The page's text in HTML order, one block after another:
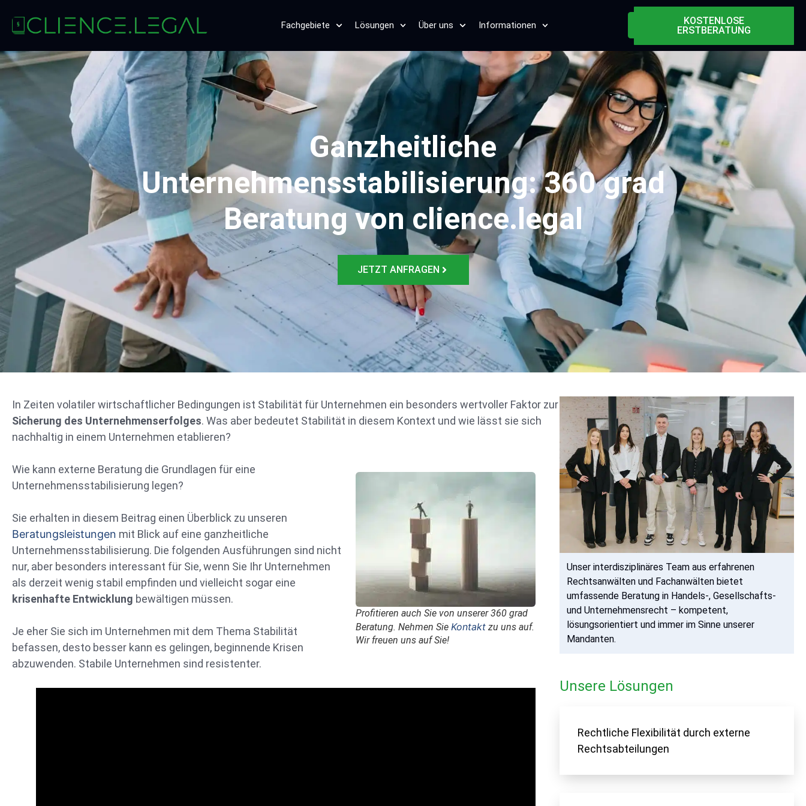
Fachgebiete Lösungen Über uns Informationen
KOSTENLOSE
ERSTBERATUNG
Ganzheitliche
Unternehmensstabilisierung: 360 grad
Beratung von clience.legal
JETZT ANFRAGEN
In Zeiten volatiler wirtschaftlicher Bedingungen ist Stabilität für Unternehmen ein besonders wertvoller Faktor zur
Sicherung des Unternehmenserfolges. Was aber bedeutet Stabilität in diesem Kontext und wie lässt sie sich
nachhaltig in einem Unternehmen etablieren?
Profitieren auch Sie von unserer 360 grad
Beratung. Nehmen Sie Kontaktzu uns auf.
Wir freuen uns auf Sie!
Wie kann externe Beratung die Grundlagen für eine
Unternehmensstabilisierung legen?
Sie erhalten in diesem Beitrag einen Überblick zu unseren
Beratungsleistungen mit Blick auf eine ganzheitliche
Unternehmensstabilisierung. Die folgenden Ausführungen sind nicht
nur, aber besonders interessant für Sie, wenn Sie Ihr Unternehmen
als derzeit wenig stabil empfinden und vielleicht sogar eine
krisenhafte Entwicklung bewältigen müssen.
Je eher Sie sich im Unternehmen mit dem Thema Stabilität
befassen, desto besser kann es gelingen, beginnende Krisen
abzuwenden. Stabile Unternehmen sind resistenter.
Unser interdisziplinäres Team aus erfahrenen
Rechtsanwälten und Fachanwälten bietet
umfassende Beratung in Handels-, Gesellschafts-
und Unternehmensrecht – kompetent,
lösungsorientiert und immer im Sinne unserer
Mandanten.
Unsere Lösungen
Rechtliche Flexibilität durch externe
Rechtsabteilungen